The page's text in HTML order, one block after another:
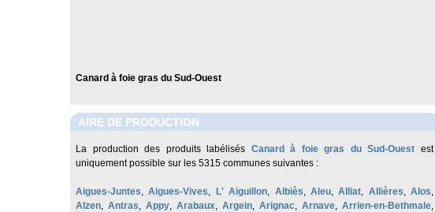
Canard à foie gras du Sud-Ouest
AIRE DE PRODUCTION
La production des produits labélisés Canard à foie gras du Sud-Ouest est
uniquement possible sur les 5315 communes suivantes :
Aigues-Juntes,Aigues-Vives, L' Aiguillon, Albiès, Aleu,Alliat, Allières, Alos,
Alzen, Antras, Appy, Arabaux, Argein, Arignac, Arnave, Arrien-en-Bethmale,